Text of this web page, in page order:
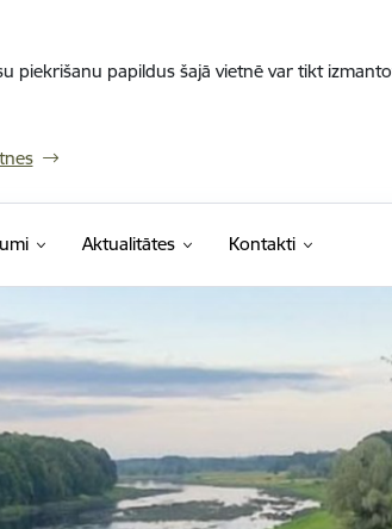
piekrišanu papildus šajā vietnē var tikt
Aktualitātes Kontakti